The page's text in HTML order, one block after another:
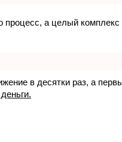
процесс, а целый
в десятки раз, а